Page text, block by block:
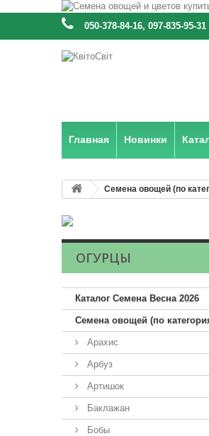
: 050-378-84-16, 097-835-95-31
Главная Новинки
Семена овощей (по
ОГУРЦЫ
Каталог Семена Весна 2026
Семена овощей (по
Арахис
Арбуз
Артишок
Баклажан
Бобы